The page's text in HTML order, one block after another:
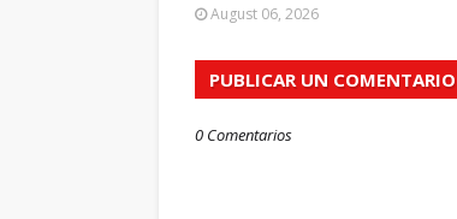
August 06, 2026
PUBLICAR UN COMENTARIO
0 Comentarios